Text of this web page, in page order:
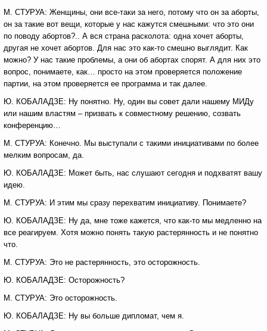
М. СТУРУА: Женщины, они все-таки за него, потому что он за аборты,
он за такие вот вещи, которые у нас кажутся смешными: что это они
по поводу абортов?.. А вся страна расколота: одна хочет аборты,
другая не хочет абортов. Для нас это как-то смешно выглядит. Как
можно? У нас такие проблемы, а они об абортах спорят. А для них это
вопрос, понимаете, как… просто на этом проверяется положение
партии, на этом проверяется ее программа и так далее.
Ю. КОБАЛАДЗЕ: Ну понятно. Ну, один вы совет дали нашему МИДу
или нашим властям – призвать к совместному решению, созвать
конференцию…
М. СТУРУА: Конечно. Мы выступали с такими инициативами по более
мелким вопросам, да.
Ю. КОБАЛАДЗЕ: Может быть, нас слушают сегодня и подхватят вашу
идею.
М. СТУРУА: И этим мы сразу перехватим инициативу. Понимаете?
Ю. КОБАЛАДЗЕ: Ну да, мне тоже кажется, что как-то мы медленно на
все реагируем. Хотя можно понять такую растерянность и не понятно
что.
М. СТУРУА: Это не растерянность, это осторожность.
Ю. КОБАЛАДЗЕ: Осторожность?
М. СТУРУА: Это осторожность.
Ю. КОБАЛАДЗЕ: Ну вы больше дипломат, чем я.